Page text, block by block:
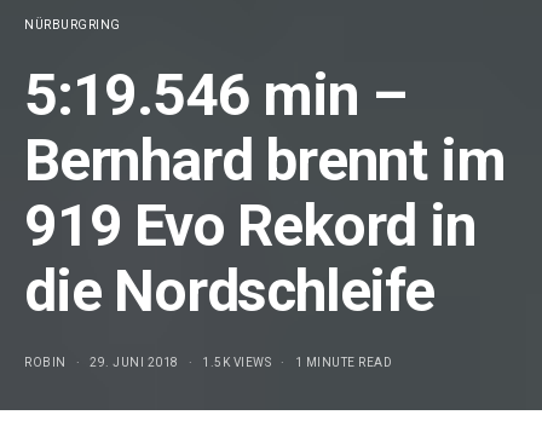
NÜRBURGRING
5:19.546 min –
Bernhard brennt im
919 Evo Rekord in
die Nordschleife
ROBIN 29. JUNI 2018 1.5K VIEWS 1 MINUTE READ